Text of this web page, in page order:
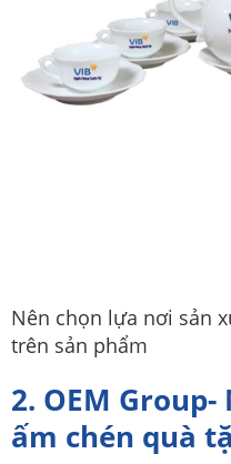
Nên chọn lựa nơi sản
trên sản phẩm
2. OEM
ấm chén quà